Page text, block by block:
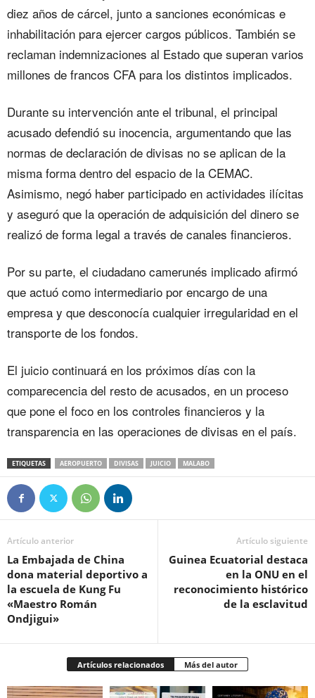
diez años de cárcel, junto a sanciones económicas e
inhabilitación para ejercer cargos públicos. También se
reclaman indemnizaciones al Estado que superan varios
millones de francos CFA para los distintos implicados.
Durante su intervención ante el tribunal, el principal
acusado defendió su inocencia, argumentando que las
normas de declaración de divisas no se aplican de la
misma forma dentro del espacio de la CEMAC.
Asimismo, negó haber participado en actividades ilícitas
y aseguró que la operación de adquisición del dinero se
realizó de forma legal a través de canales financieros.
Por su parte, el ciudadano camerunés implicado afirmó
que actuó como intermediario por encargo de una
empresa y que desconocía cualquier irregularidad en el
transporte de los fondos.
El juicio continuará en los próximos días con la
comparecencia del resto de acusados, en un proceso
que pone el foco en los controles financieros y la
transparencia en las operaciones de divisas en el país.
ETIQUETAS AEROPUERTO DIVISAS JUICIO MALABO
Artículo anterior
‎La Embajada de China
dona material deportivo a
la escuela de Kung Fu
«Maestro Román
Ondjigui»
Artículo siguiente
Guinea Ecuatorial destaca
en la ONU en el
reconocimiento histórico
de la esclavitud
Artículos relacionados Más del autor